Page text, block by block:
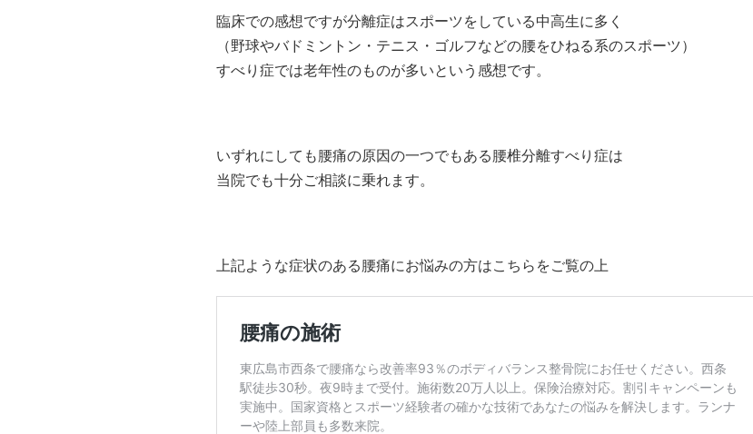
臨床での感想ですが分離症はスポーツをしている中高生に多く
（野球やバドミントン・テニス・ゴルフなどの腰をひねる系のスポーツ）
すべり症では老年性のものが多いという感想です。
いずれにしても腰痛の原因の一つでもある腰椎分離すべり症は
当院でも十分ご相談に乗れます。
上記ような症状のある腰痛にお悩みの方はこちらをご覧の上